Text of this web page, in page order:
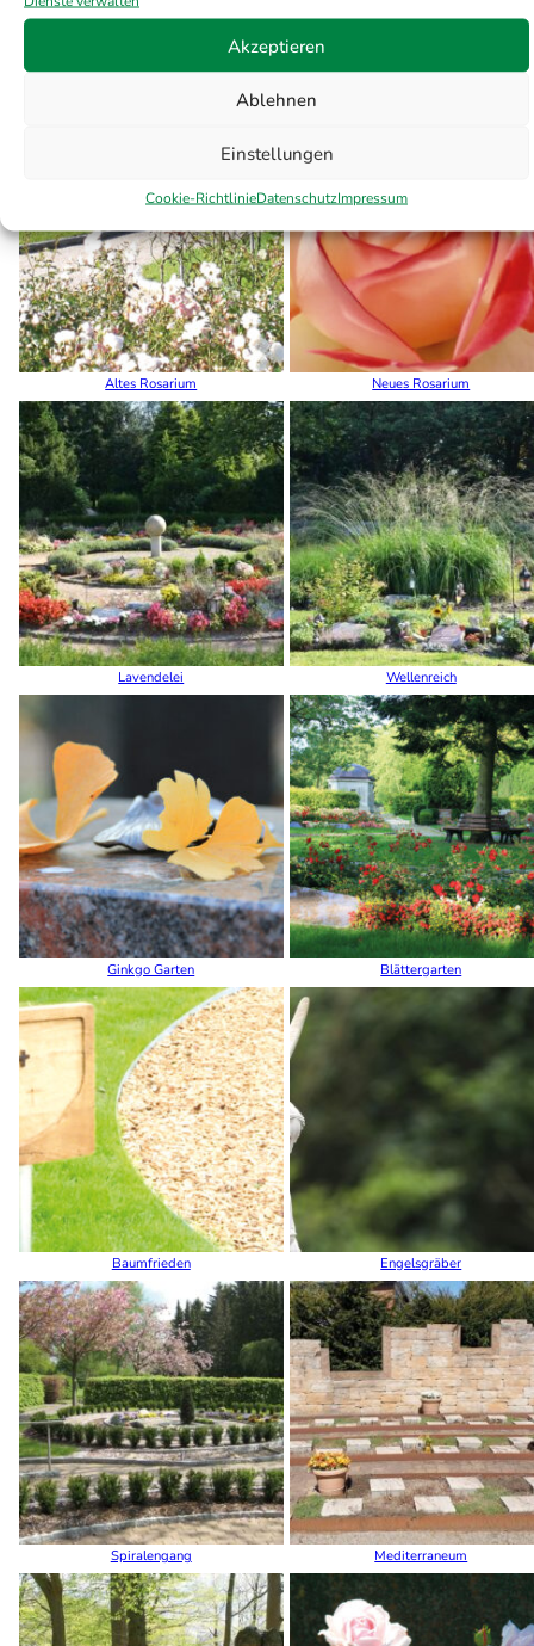
Akzeptieren
Ablehnen
Einstellungen
Cookie-RichtlinieDatenschutzImpressum
Altes Rosarium Neues Rosarium
Lavendelei Wellenreich
Ginkgo Garten Blättergarten
Baumfrieden Engelsgräber
Spiralengang Mediterraneum